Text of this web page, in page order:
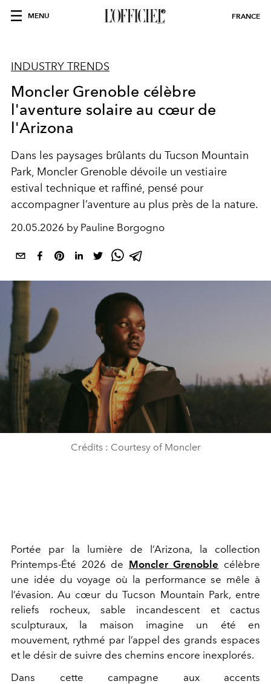
MENU FRANCE
INDUSTRY TRENDS
Moncler Grenoble célèbre
l'aventure solaire au cœur de
l'Arizona
Dans les paysages brûlants du Tucson Mountain
Park, Moncler Grenoble dévoile un vestiaire
estival technique et raffiné, pensé pour
accompagner l’aventure au plus près de la nature.
20.05.2026 by Pauline Borgogno
Crédits : Courtesy of Moncler
Portée par la lumière de l’Arizona, la collection
Printemps-Été 2026 de Moncler Grenoble célèbre
une idée du voyage où la performance se mêle à
l’évasion. Au cœur du Tucson Mountain Park, entre
reliefs rocheux, sable incandescent et cactus
sculpturaux, la maison imagine un été en
mouvement, rythmé par l’appel des grands espaces
et le désir de suivre des chemins encore inexplorés.
Dans cette campagne aux accents